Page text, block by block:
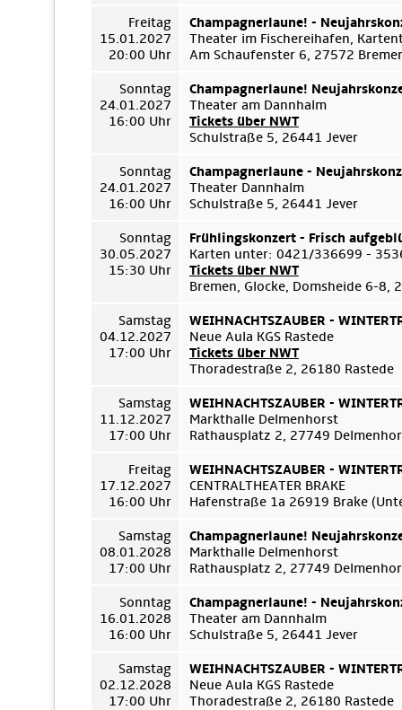
Freitag
15.01.2027
20:00 Uhr
Champagnerlaune! -
Theater im Fischereihafen,
Am Schaufenster 6, 27572
Sonntag
24.01.2027
16:00 Uhr
Champagnerlaune!
Theater am Dannhalm
Tickets über NWT
Schulstraße 5, 26441 Jever
Sonntag
24.01.2027
16:00 Uhr
Champagnerlaune -
Theater Dannhalm
Schulstraße 5, 26441 Jever
Sonntag
30.05.2027
15:30 Uhr
Frühlingskonzert - Frisch
Karten unter: 0421/336699 -
Tickets über NWT
Bremen, Glocke, Domsheide 6-8,
Samstag
04.12.2027
17:00 Uhr
WEIHNACHTSZAUBER -
Neue Aula KGS Rastede
Tickets über NWT
Thoradestraße 2, 26180 Rastede
Samstag
11.12.2027
17:00 Uhr
WEIHNACHTSZAUBER -
Markthalle Delmenhorst
Rathausplatz 2, 27749
Freitag
17.12.2027
16:00 Uhr
WEIHNACHTSZAUBER -
CENTRALTHEATER BRAKE
Hafenstraße 1a 26919 Brake
Samstag
08.01.2028
17:00 Uhr
Champagnerlaune!
Markthalle Delmenhorst
Rathausplatz 2, 27749
Sonntag
16.01.2028
16:00 Uhr
Champagnerlaune! -
Theater am Dannhalm
Schulstraße 5, 26441 Jever
Samstag
02.12.2028
17:00 Uhr
WEIHNACHTSZAUBER -
Neue Aula KGS Rastede
Thoradestraße 2, 26180 Rastede